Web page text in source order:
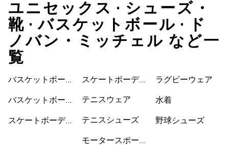
ユニセックス • シューズ・
靴 • バスケットボール • ド
ノバン・ミッチェル など一
覧
バスケットボール
バスケットボール
スケートボーディ
スケートボーディ
テニスウェア
テニスシューズ
モータースポーツ
ウェア
ラグビーウェア
水着
野球シューズ